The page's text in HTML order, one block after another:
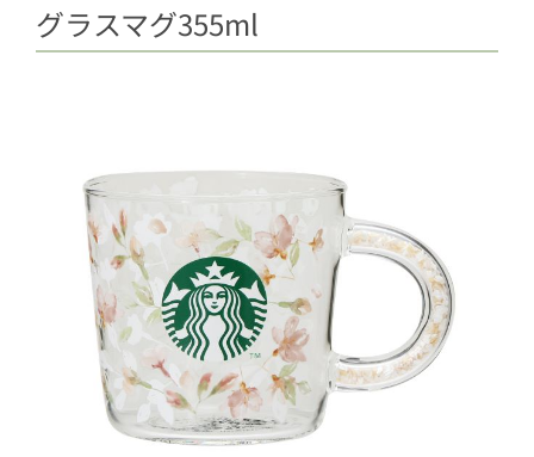
グラスマグ355ml